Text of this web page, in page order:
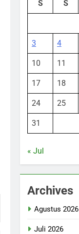
S S
3 4
10 11
17 18
24 25
31
« Jul
Archives
Agustus 2026
Juli 2026